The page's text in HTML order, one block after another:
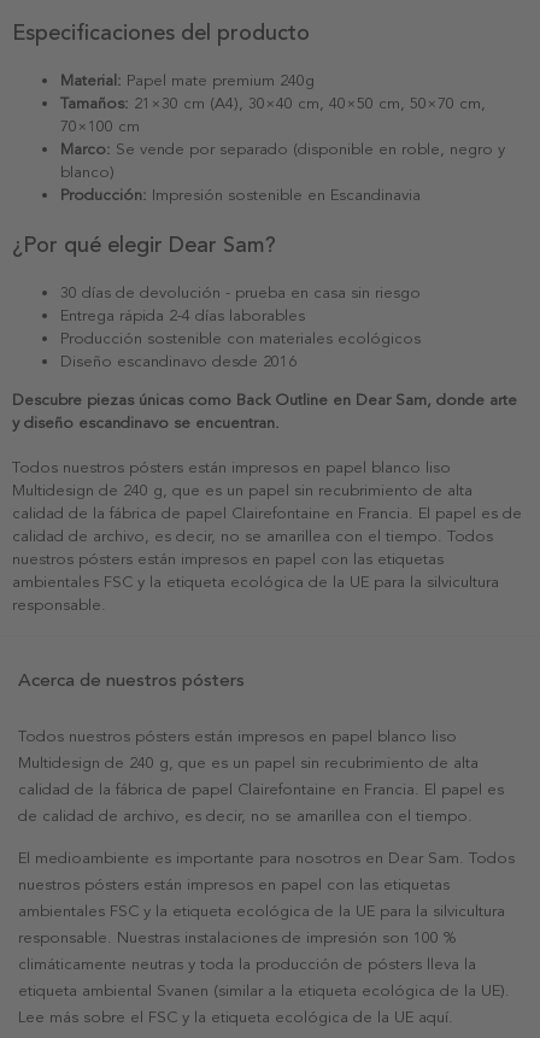
Especificaciones del producto
Material: Papel mate premium 240g
Tamaños: 21×30 cm (A4), 30×40 cm, 40×50 cm, 50×70 cm,
70×100 cm
Marco: Se vende por separado (disponible en roble, negro y
blanco)
Producción: Impresión sostenible en Escandinavia
¿Por qué elegir Dear Sam?
30 días de devolución - prueba en casa sin riesgo
Entrega rápida 2-4 días laborables
Producción sostenible con materiales ecológicos
Diseño escandinavo desde 2016
Descubre piezas únicas como Back Outline en Dear Sam, donde arte
y diseño escandinavo se encuentran.
Todos nuestros pósters están impresos en papel blanco liso
Multidesign de 240 g, que es un papel sin recubrimiento de alta
calidad de la fábrica de papel Clairefontaine en Francia. El papel es de
calidad de archivo, es decir, no se amarillea con el tiempo. Todos
nuestros pósters están impresos en papel con las etiquetas
ambientales FSC y la etiqueta ecológica de la UE para la silvicultura
responsable.
Acerca de nuestros pósters
Todos nuestros pósters están impresos en papel blanco liso
Multidesign de 240 g, que es un papel sin recubrimiento de alta
calidad de la fábrica de papel Clairefontaine en Francia. El papel es
de calidad de archivo, es decir, no se amarillea con el tiempo.
El medioambiente es importante para nosotros en Dear Sam. Todos
nuestros pósters están impresos en papel con las etiquetas
ambientales FSC y la etiqueta ecológica de la UE para la silvicultura
responsable. Nuestras instalaciones de impresión son 100 %
climáticamente neutras y toda la producción de pósters lleva la
etiqueta ambiental Svanen (similar a la etiqueta ecológica de la UE).
Lee más sobre el FSC y la etiqueta ecológica de la UE aquí.